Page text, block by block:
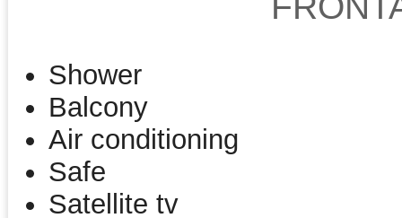
Shower
Balcony
Air conditioning
Safe
Satellite tv